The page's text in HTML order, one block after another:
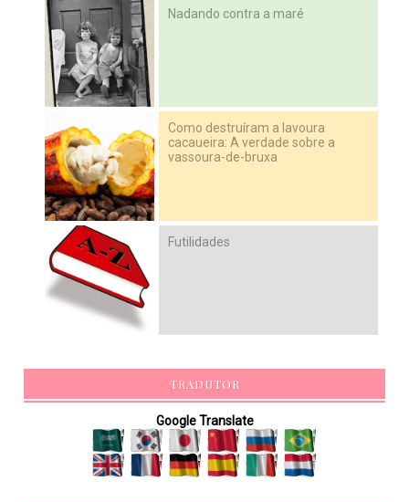
Nadando contra a maré
Como destruíram a lavoura
cacaueira: A verdade sobre a
vassoura-de-bruxa
Futilidades
TRADUTOR
Google Translate